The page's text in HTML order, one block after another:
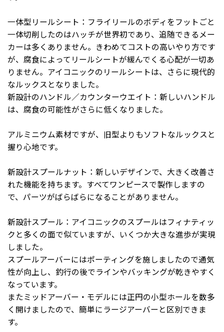
一体型リールシート：フライリールのボディをフットごと
一体切削したのはハッチが世界初であり、追随できるメー
カーは多くありません。きわめてコストの高いやり方です
が、腐食によってリールシートが緩んでくる心配が一切あ
りません。アイコニックのリールシートは、さらに現代的
なルックスとなりました。
新設計のハンドル／カウンターウエイト：新しいハンドル
は、腐食の可能性がさらに低くなりました。
アルミニウム素材ですが、旧型よりもソフトなルックスと
握り心地です。
新設計スプールナット：新しいデザインで、大きく改善さ
れた機能を持ちます。すべてワンピースで製作しますの
で、パーツがばらばらになることがありません。
新設計スプール：アイコニックのスプールはフィナティッ
クと多くの面で似ていますが、いくつか大きな進歩が実現
しました。
スプールアーバーにはポーティングを施しましたので通気
性が向上し、釣行の後でラインやバッキングが乾きやすく
なっています。
またミッドアーバー・モデルには正円の小型ホールを数多
く開けましたので、簡単にラージアーバーと区別できま
す。